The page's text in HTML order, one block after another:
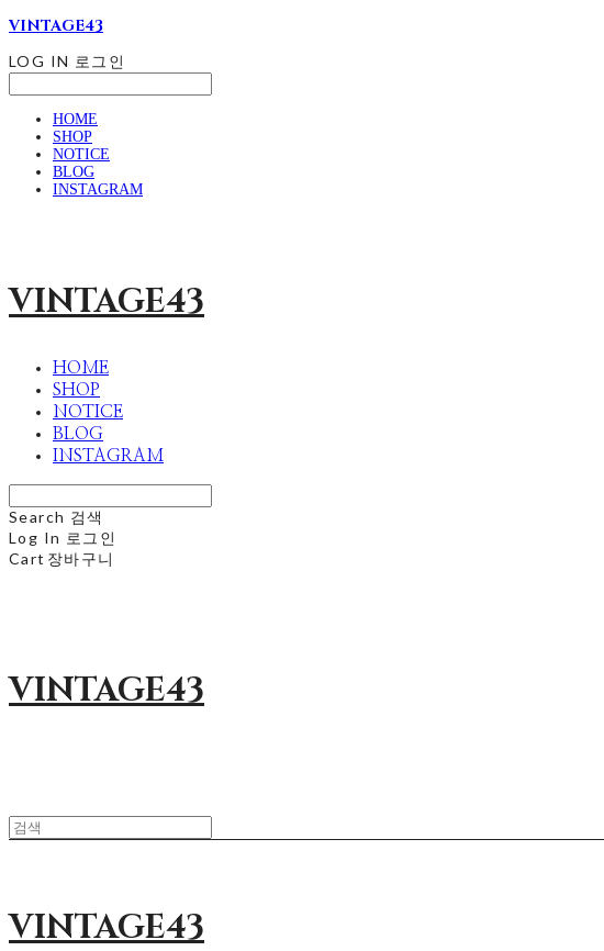
VINTAGE43
LOG IN 로그인
HOME
SHOP
NOTICE
BLOG
INSTAGRAM
VINTAGE43
HOME
SHOP
NOTICE
BLOG
INSTAGRAM
Search 검색
Log In 로그인
Cart 장바구니
VINTAGE43
VINTAGE43